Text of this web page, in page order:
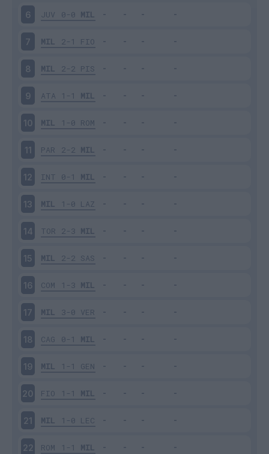
6 JUV 0-0 MIL
7 MIL 2-1 FIO
8 MIL 2-2 PIS
9 ATA 1-1 MIL
10 MIL 1-0 ROM
11 PAR 2-2 MIL
12 INT 0-1 MIL
13 MIL 1-0 LAZ
14 TOR 2-3 MIL
15 MIL 2-2 SAS
16 COM 1-3 MIL
17 MIL 3-0 VER
18 CAG 0-1 MIL
19 MIL 1-1 GEN
20 FIO 1-1 MIL
21 MIL 1-0 LEC
22 ROM 1-1 MIL